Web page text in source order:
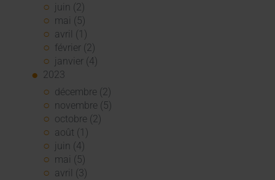
juin (2)
mai (5)
avril (1)
février (2)
janvier (4)
2023
décembre (2)
novembre (5)
octobre (2)
août (1)
juin (4)
mai (5)
avril (3)